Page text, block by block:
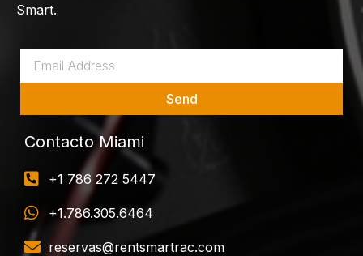
Smart.
Send
Contacto Miami
+1 786 272 5447
+1.786.305.6464
reservas@rentsmartrac.com